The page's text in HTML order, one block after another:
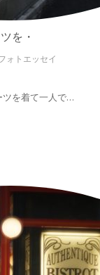
を・
ォトエッセイ
を着て一人で…